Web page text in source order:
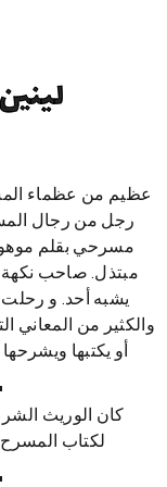
عظيم من عظماء
رجل من رجال
مسرحي بقلم
مبتذل. صاحب نكهة
يشبه أحد. و رحلت
والكثير من المعاني
أو يكتبها
كان الوريث
لكتاب